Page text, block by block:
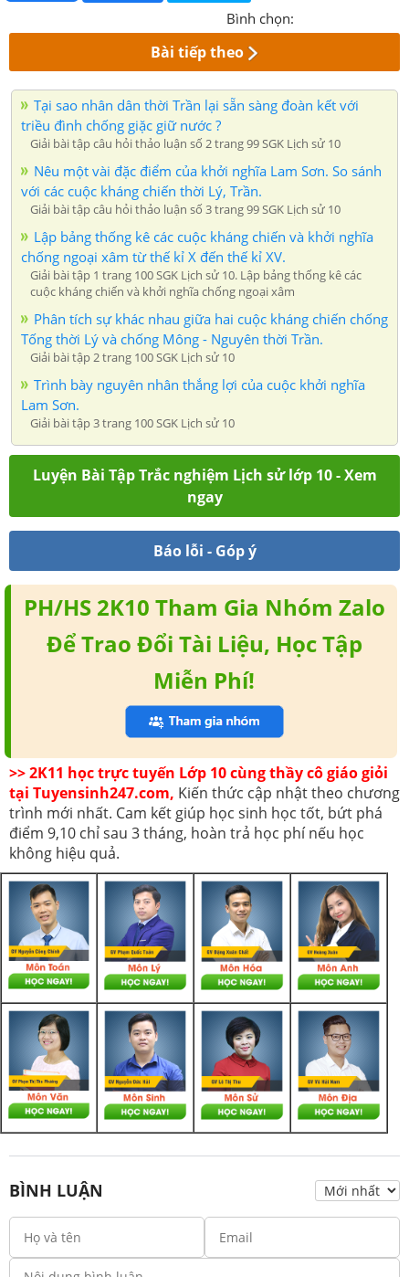
Bình chọn:
Bài tiếp theo
Tại sao nhân dân thời Trần lại sẵn sàng đoàn kết với
triều đình chống giặc giữ nước ?
Giải bài tập câu hỏi thảo luận số 2 trang 99 SGK Lịch sử 10
Nêu một vài đặc điểm của khởi nghĩa Lam Sơn. So sánh
với các cuộc kháng chiến thời Lý, Trần.
Giải bài tập câu hỏi thảo luận số 3 trang 99 SGK Lịch sử 10
Lập bảng thống kê các cuộc kháng chiến và khởi nghĩa
chống ngoại xâm từ thế kỉ X đến thế kỉ XV.
Giải bài tập 1 trang 100 SGK Lịch sử 10. Lập bảng thống kê các
cuộc kháng chiến và khởi nghĩa chống ngoại xâm
Phân tích sự khác nhau giữa hai cuộc kháng chiến chống
Tống thời Lý và chống Mông - Nguyên thời Trần.
Giải bài tập 2 trang 100 SGK Lịch sử 10
Trình bày nguyên nhân thắng lợi của cuộc khởi nghĩa
Lam Sơn.
Giải bài tập 3 trang 100 SGK Lịch sử 10
Luyện Bài Tập Trắc nghiệm Lịch sử lớp 10 - Xem
ngay
Báo lỗi - Góp ý
PH/HS 2K10 Tham Gia Nhóm Zalo
Để Trao Đổi Tài Liệu, Học Tập
Miễn Phí!
>> 2K11 học trực tuyến Lớp 10 cùng thầy cô giáo giỏi
tại Tuyensinh247.com, Kiến thức cập nhật theo chương
trình mới nhất. Cam kết giúp học sinh học tốt, bứt phá
điểm 9,10 chỉ sau 3 tháng, hoàn trả học phí nếu học
không hiệu quả.
BÌNH LUẬN